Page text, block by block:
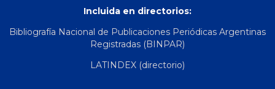
Incluida en directorios:
Bibliografía Nacional de Publicaciones Periódicas Argentinas
Registradas (BINPAR)
LATINDEX (directorio)